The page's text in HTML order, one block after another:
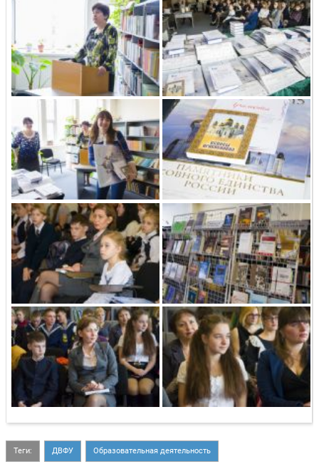
Теги: ДВФУ Образовательная деятельность